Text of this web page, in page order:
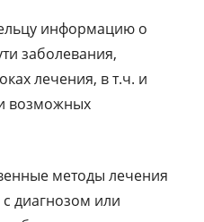
информацию о
заболевания,
лечения, в т.ч. и
возможных
методы лечения
с диагнозом или